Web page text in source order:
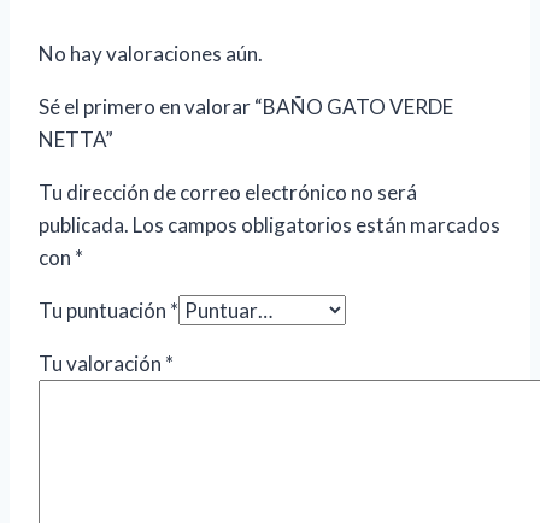
No hay valoraciones aún.
Sé el primero en valorar “BAÑO GATO VERDE
NETTA”
Tu dirección de correo electrónico no será
publicada. Los campos obligatorios están marcados
con *
Tu puntuación *
Tu valoración *